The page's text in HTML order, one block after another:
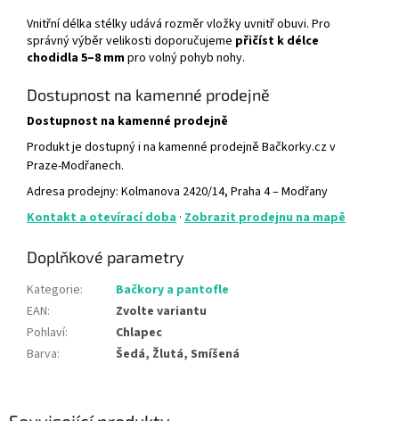
Vnitřní délka stélky udává rozměr vložky uvnitř obuvi. Pro
správný výběr velikosti doporučujeme přičíst k délce
chodidla 5–8 mmpro volný pohyb nohy.
Dostupnost na kamenné prodejně
Dostupnost na kamenné prodejně
Produkt je dostupný i na kamenné prodejně Bačkorky.cz v
Praze-Modřanech.
Adresa prodejny: Kolmanova 2420/14, Praha 4 – Modřany
Kontakt a otevírací doba · Zobrazit prodejnu na mapě
Doplňkové parametry
Kategorie:
Bačkory a pantofle
EAN:
Zvolte variantu
Pohlaví:
Chlapec
Barva: Šedá, Žlutá, Smíšená